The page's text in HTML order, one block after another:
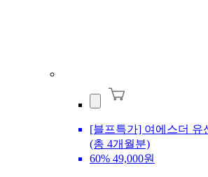
[블프특가] 여에스더 유
(총 4개월분)
60% 49,000원